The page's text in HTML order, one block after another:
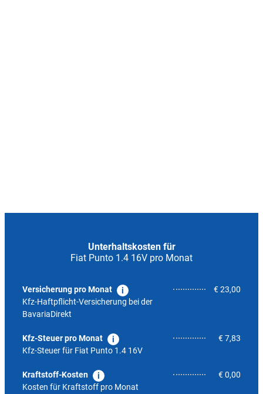
Unterhaltskosten für
Fiat Punto 1.4 16V pro Monat
Versicherung pro Monat
Kfz-Haftpflicht-Versicherung bei der
BavariaDirekt
€ 23,00
Kfz-Steuer pro Monat
Kfz-Steuer für Fiat Punto 1.4 16V
€ 7,83
Kraftstoff-Kosten
Kosten für Kraftstoff pro Monat
€ 0,00